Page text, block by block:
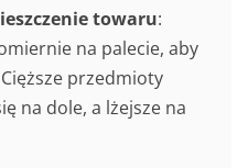
towaru:
na palecie, aby
przedmioty
na dole, a lżejsze na